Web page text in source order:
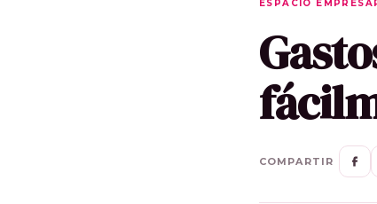
ESPACIO
COMPARTIR